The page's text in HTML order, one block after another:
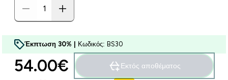
Έκπτωση 30% | Κωδικός: BS30
54.00€‎ Εκτός αποθέματος